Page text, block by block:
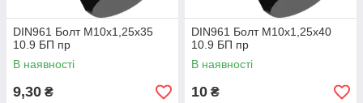
DIN961 Болт М10х1,25х35
10.9 БП пр
В наявності
9,30 ₴
DIN961 Болт М10х1,25х40
10.9 БП пр
В наявності
10 ₴